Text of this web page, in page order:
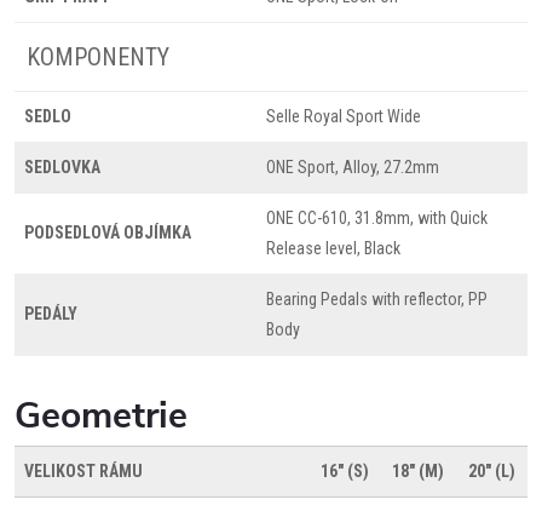
KOMPONENTY
SEDLO Selle Royal Sport Wide
SEDLOVKA ONE Sport, Alloy, 27.2mm
PODSEDLOVÁ OBJÍMKA
ONE CC-610, 31.8mm, with Quick
Release level, Black
PEDÁLY
Bearing Pedals with reflector, PP
Body
Geometrie
VELIKOST RÁMU 16" (S) 18" (M) 20" (L)